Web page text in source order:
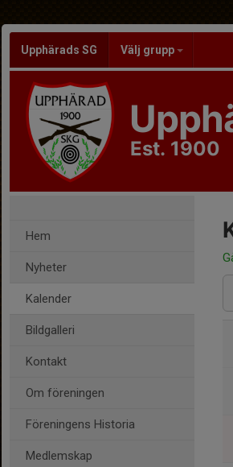
Upphärads SG Välj grupp
Est. 1900
Hem
Nyheter
Kalender
Bildgalleri
Kontakt
Om föreningen
Föreningens Historia
Medlemskap